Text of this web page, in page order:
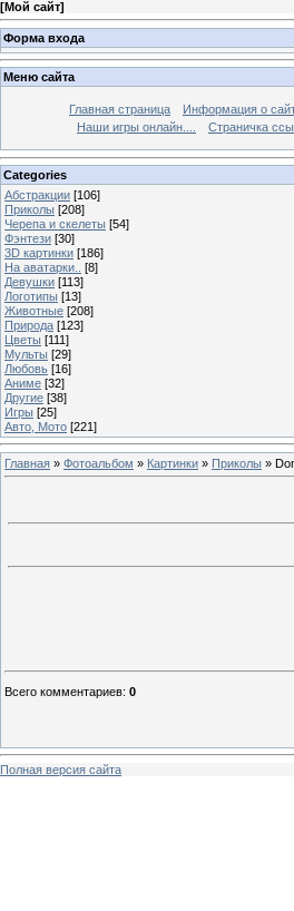
[Мой сайт]
Форма входа
Меню сайта
Главная страница Информация о
Наши игры онлайн....
Страничка
Categories
Абстракции [106]
Приколы [208]
Черепа и скелеты [54]
Фэнтези [30]
3D картинки [186]
На аватарки..
[8]
Девушки [113]
Логотипы [13]
Животные [208]
Природа [123]
Цветы [111]
Мульты [29]
Любовь [16]
Аниме [32]
Другие [38]
Игры [25]
Авто, Мото [221]
Главная » Фотоальбом » Картинки » Приколы »
Всего комментариев: 0
Полная версия сайта